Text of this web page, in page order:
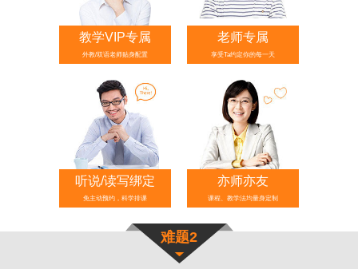
教学VIP专属
外教/双语老师贴身配置
老师专属
享受Ta约定你的每一天
听说/读写绑定
免主动预约，科学排课
亦师亦友
课程、教学法均量身定制
难题2